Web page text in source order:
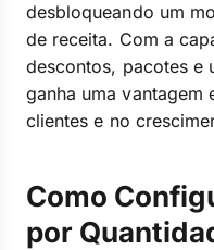
desbloqueando um
de receita. Com a
descontos, pacotes e
ganha uma vantagem
clientes e no
Como
por